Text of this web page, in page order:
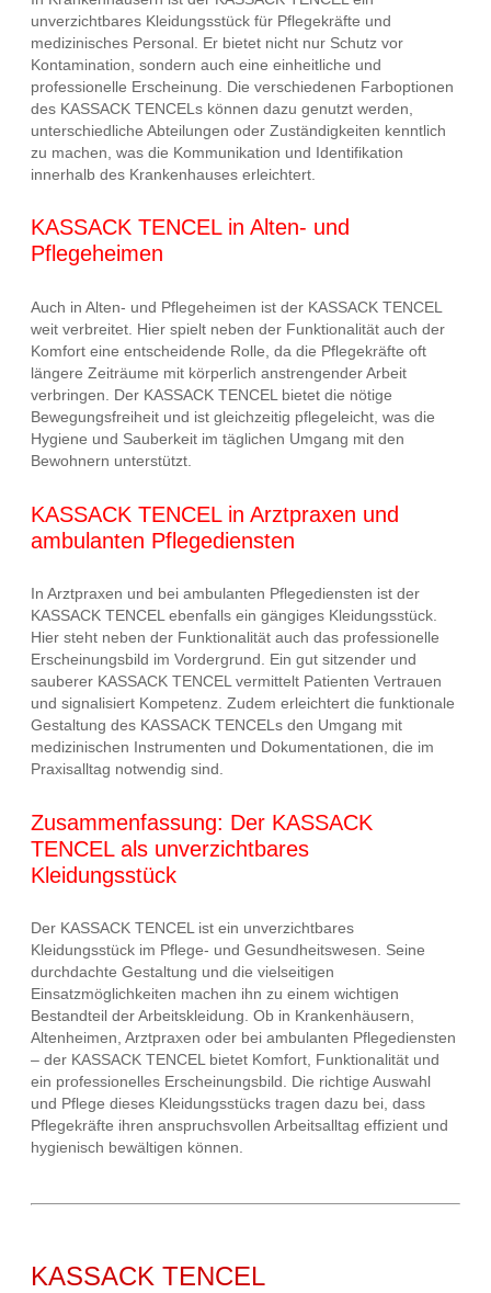
unverzichtbares Kleidungsstück für Pflegekräfte und
medizinisches Personal. Er bietet nicht nur Schutz vor
Kontamination, sondern auch eine einheitliche und
professionelle Erscheinung. Die verschiedenen Farboptionen
des KASSACK TENCELs können dazu genutzt werden,
unterschiedliche Abteilungen oder Zuständigkeiten kenntlich
zu machen, was die Kommunikation und Identifikation
innerhalb des Krankenhauses erleichtert.
KASSACK TENCEL in Alten- und
Pflegeheimen
Auch in Alten- und Pflegeheimen ist der KASSACK TENCEL
weit verbreitet. Hier spielt neben der Funktionalität auch der
Komfort eine entscheidende Rolle, da die Pflegekräfte oft
längere Zeiträume mit körperlich anstrengender Arbeit
verbringen. Der KASSACK TENCEL bietet die nötige
Bewegungsfreiheit und ist gleichzeitig pflegeleicht, was die
Hygiene und Sauberkeit im täglichen Umgang mit den
Bewohnern unterstützt.
KASSACK TENCEL in Arztpraxen und
ambulanten Pflegediensten
In Arztpraxen und bei ambulanten Pflegediensten ist der
KASSACK TENCEL ebenfalls ein gängiges Kleidungsstück.
Hier steht neben der Funktionalität auch das professionelle
Erscheinungsbild im Vordergrund. Ein gut sitzender und
sauberer KASSACK TENCEL vermittelt Patienten Vertrauen
und signalisiert Kompetenz. Zudem erleichtert die funktionale
Gestaltung des KASSACK TENCELs den Umgang mit
medizinischen Instrumenten und Dokumentationen, die im
Praxisalltag notwendig sind.
Zusammenfassung: Der KASSACK
TENCEL als unverzichtbares
Kleidungsstück
Der KASSACK TENCEL ist ein unverzichtbares
Kleidungsstück im Pflege- und Gesundheitswesen. Seine
durchdachte Gestaltung und die vielseitigen
Einsatzmöglichkeiten machen ihn zu einem wichtigen
Bestandteil der Arbeitskleidung. Ob in Krankenhäusern,
Altenheimen, Arztpraxen oder bei ambulanten Pflegediensten
– der KASSACK TENCEL bietet Komfort, Funktionalität und
ein professionelles Erscheinungsbild. Die richtige Auswahl
und Pflege dieses Kleidungsstücks tragen dazu bei, dass
Pflegekräfte ihren anspruchsvollen Arbeitsalltag effizient und
hygienisch bewältigen können.
KASSACK TENCEL